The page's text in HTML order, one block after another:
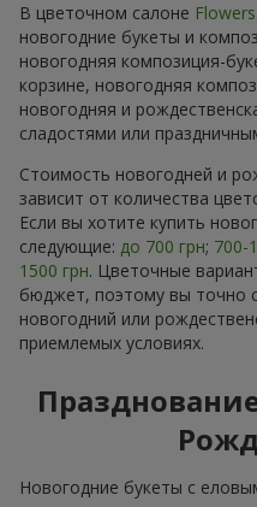
В цветочном салоне
новогодние букеты и
новогодняя композиция-
корзине, новогодняя
новогодняя и
сладостями или
Стоимость новогодней и
зависит от количества
Если вы хотите купить
следующие: до 700 грн; 700-
1500 грн. Цветочные
бюджет, поэтому вы точно
новогодний или
приемлемых условиях.
Новогодние букеты с